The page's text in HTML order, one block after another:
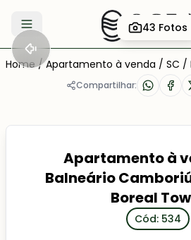
Abrir menu 43 Fotos
Home / Apartamento à venda / SC /
Compartilhar:
Apartamento à
Balneário
Boreal
Cód: 534